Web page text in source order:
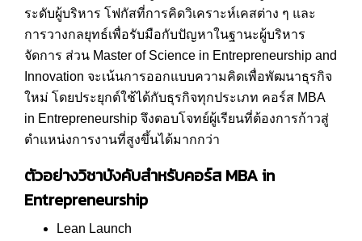
ระดับผู้บริหาร โฟกัสที่การคิดวิเคราะห์เคสต่าง ๆ และ
การวางกลยุทธ์เพื่อรับมือกับปัญหาในฐานะผู้บริหาร
จัดการ ส่วน Master of Science in Entrepreneurship and
Innovation จะเน้นการออกแบบความคิดเพื่อพัฒนาธุรกิจ
ใหม่ โดยประยุกต์ใช้ได้กับธุรกิจทุกประเภท คอร์ส MBA
in Entrepreneurship จึงตอบโจทย์ผู้เรียนที่ต้องการก้าวสู่
ตำแหน่งการงานที่สูงขึ้นได้มากกว่า
ตัวอย่างวิชาบังคับสำหรับคอร์ส MBAin
Entrepreneurship
Lean Launch